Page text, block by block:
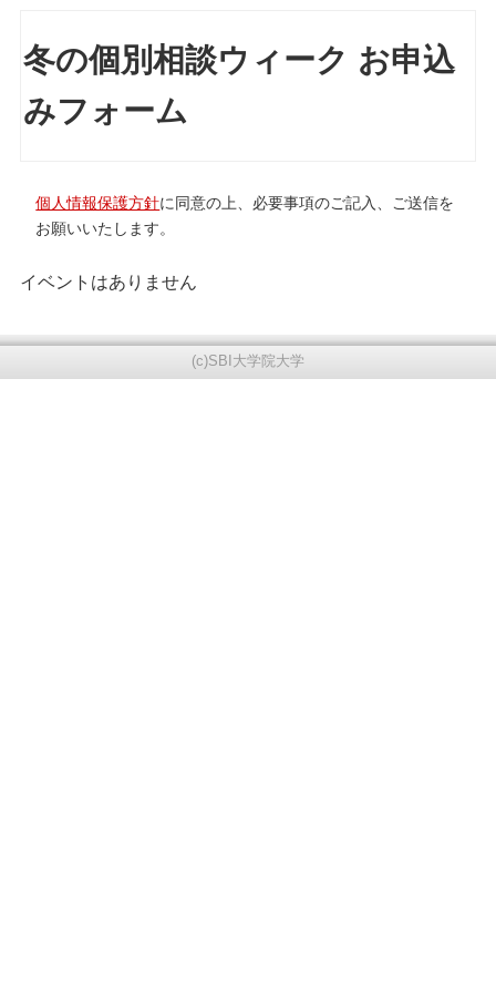
冬の個別相談ウィーク お申込
みフォーム
個人情報保護方針に同意の上、必要事項のご記入、ご送信を
お願いいたします。
イベントはありません
(c)SBI大学院大学